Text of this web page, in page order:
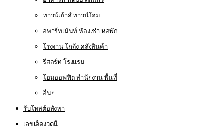
ทาวน์เฮ้าส์ ทาวน์โฮม
อพาร์ทเม้นท์ ห้องเช่า หอพัก
โรงงาน โกดัง คลังสินค้า
รีสอร์ท โรงแรม
โฮมออฟฟิต สำนักงาน พื้นที่
อื่นๆ
รับโพสต์อสังหา
เลขเด็ดงวดนี้